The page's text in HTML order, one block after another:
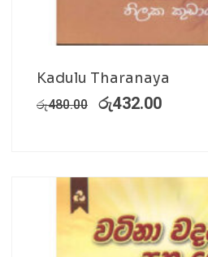
Kadulu Tharanaya
රු480.00 රු432.00